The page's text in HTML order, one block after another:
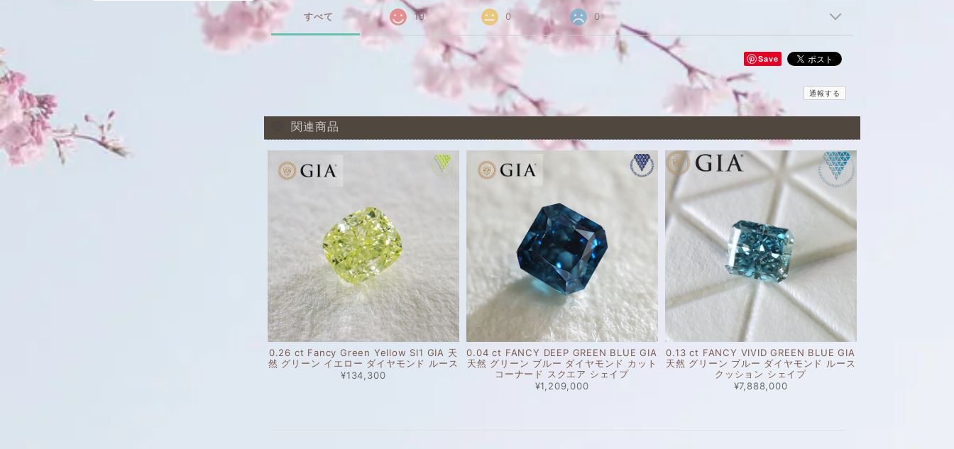
すべて 19 0 0
Save
通報する
関連商品
0.26 ct Fancy Green Yellow SI1 GIA 天
然 グリーン イエロー ダイヤモンド ルース
¥134,300
0.04 ct FANCY DEEP GREEN BLUE GIA
天然 グリーン ブルー ダイヤモンド カット
コーナード スクエア シェイプ
¥1,209,000
0.13 ct FANCY VIVID GREEN BLUE GIA
天然 グリーン ブルー ダイヤモンド ルース
クッション シェイプ
¥7,888,000